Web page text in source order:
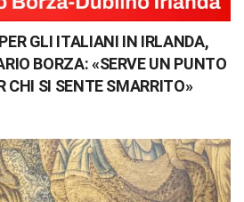
GLI ITALIANI IN IRLANDA,
BORZA: «SERVE UN PUNTO
CHI SI SENTE SMARRITO»